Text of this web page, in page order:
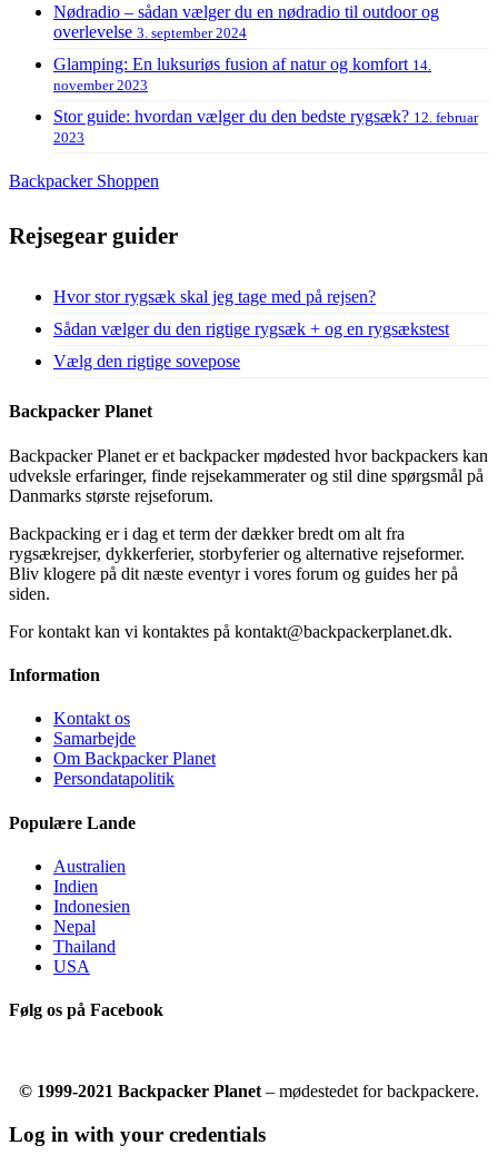
Nødradio – sådan vælger du en nødradio til outdoor og
overlevelse 3. september 2024
Glamping: En luksuriøs fusion af natur og komfort 14.
november 2023
Stor guide: hvordan vælger du den bedste rygsæk? 12. februar
2023
Backpacker Shoppen
Rejsegear guider
Hvor stor rygsæk skal jeg tage med på rejsen?
Sådan vælger du den rigtige rygsæk + og en rygsækstest
Vælg den rigtige sovepose
Backpacker Planet
Backpacker Planet er et backpacker mødested hvor backpackers kan
udveksle erfaringer, finde rejsekammerater og stil dine spørgsmål på
Danmarks største rejseforum.
Backpacking er i dag et term der dækker bredt om alt fra
rygsækrejser, dykkerferier, storbyferier og alternative rejseformer.
Bliv klogere på dit næste eventyr i vores forum og guides her på
siden.
For kontakt kan vi kontaktes på kontakt@backpackerplanet.dk.
Information
Kontakt os
Samarbejde
Om Backpacker Planet
Persondatapolitik
Populære Lande
Australien
Indien
Indonesien
Nepal
Thailand
USA
Følg os på Facebook
© 1999-2021 Backpacker Planet – mødestedet for backpackere.
Log in with your credentials